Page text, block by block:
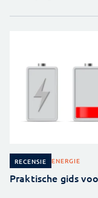
RECENSIE ENERGIE
Praktische gids